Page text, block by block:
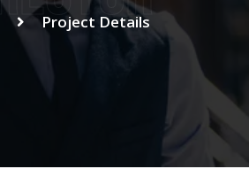
Project Details